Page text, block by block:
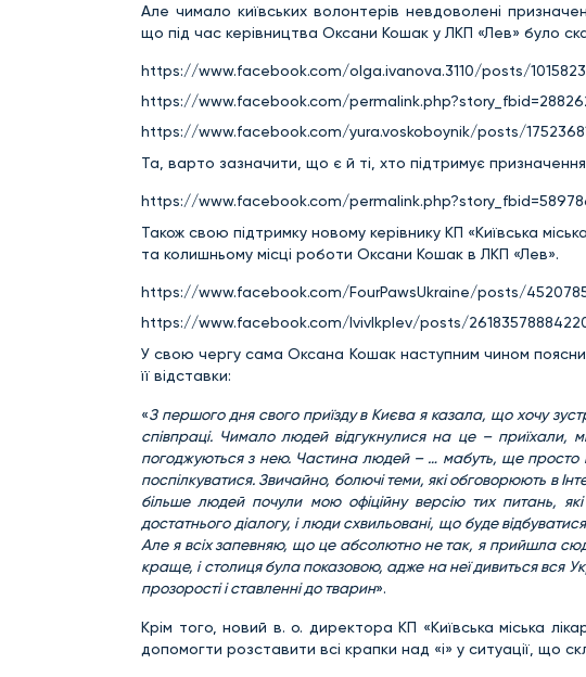
Але чимало київських волонтерів невдоволені
що під час керівництва Оксани Кошак у ЛКП «Лев» було
https://www.facebook.com/olga.ivanova.3110/posts/
https://www.facebook.com/
https://www.facebook.com/yura.voskoboynik/posts/
Та, варто зазначити, що є й ті, хто підтримує
https://www.facebook.com/
Також свою підтримку новому керівнику КП «Київська
та колишньому місці роботи Оксани Кошак в ЛКП «Лев».
https://www.facebook.com/FourPawsUkraine/posts/
https://www.facebook.com/lvivlkplev/posts/
У свою чергу сама Оксана Кошак наступним чином
її відставки:
«З першого дня свого приїзду в Києва я казала, що хочу
співпраці. Чимало людей відгукнулися на це – приїхали,
погоджуються з нею. Частина людей – … мабуть, ще просто
поспілкуватися. Звичайно, болючі теми, які обговорюють в
більше людей почули мою офіційну версію тих питань,
достатнього діалогу, і люди схвильовані, що буде
Але я всіх запевняю, що це абсолютно не так, я прийшла
краще, і столиця була показовою, адже на неї дивиться вся
прозорості і ставленні до тварин».
Крім того, новий в. о. директора КП «Київська міська
допомогти розставити всі крапки над «і» у ситуації, що